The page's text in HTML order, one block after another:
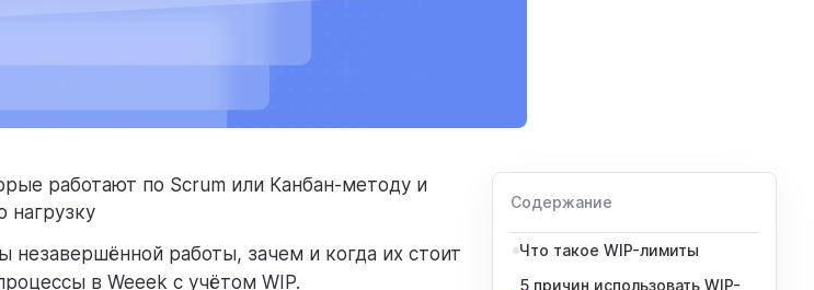
работают по Scrum или Канбан-методу и
нагрузку
незавершённой работы, зачем и когда их стоит
в Weeek с учётом WIP.
Содержание
Что такое WIP-лимиты
5 причин использовать WIP-